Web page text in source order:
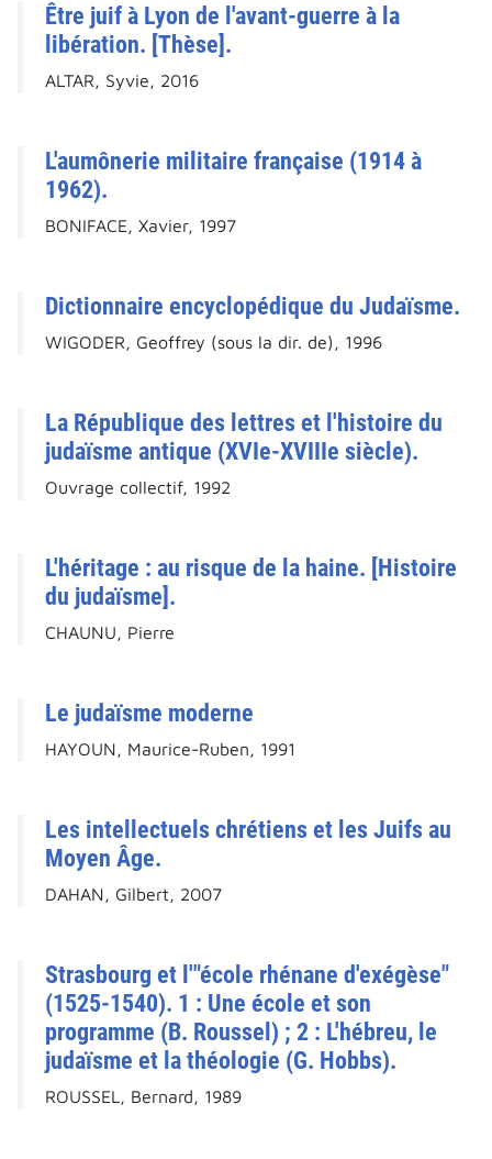
Être juif à Lyon de l'avant-guerre à la
libération. [Thèse].
ALTAR, Syvie, 2016
L'aumônerie militaire française (1914 à
1962).
BONIFACE, Xavier, 1997
Dictionnaire encyclopédique du Judaïsme.
WIGODER, Geoffrey (sous la dir. de), 1996
La République des lettres et l'histoire du
judaïsme antique (XVIe-XVIIIe siècle).
Ouvrage collectif, 1992
L'héritage : au risque de la haine. [Histoire
du judaïsme].
CHAUNU, Pierre
Le judaïsme moderne
HAYOUN, Maurice-Ruben, 1991
Les intellectuels chrétiens et les Juifs au
Moyen Âge.
DAHAN, Gilbert, 2007
Strasbourg et l'"école rhénane d'exégèse"
(1525-1540). 1 : Une école et son
programme (B. Roussel) ; 2 : L'hébreu, le
judaïsme et la théologie (G. Hobbs).
ROUSSEL, Bernard, 1989